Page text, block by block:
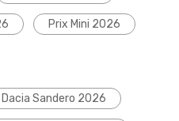
Prix Mini 2026
Dacia Sandero 2026